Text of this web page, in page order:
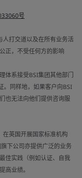
号
人打交道以及在所有业务活
正，不受任何方的影响
体系接受BSI集团其他部门
。同样地，如果客户向BSI
也无法向他们提供咨询服
英国开展国家标准机构
下公司亦提供广泛的业务
佳实践（例如认证、自我
高业绩。